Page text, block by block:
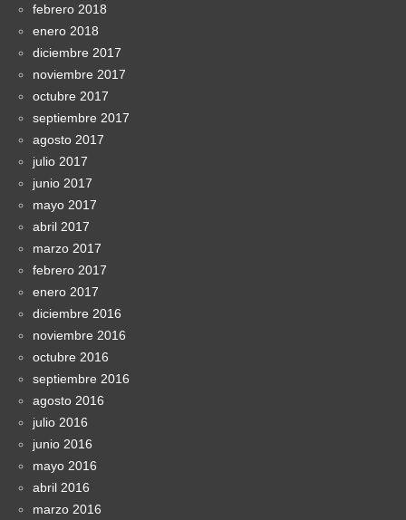
febrero 2018
enero 2018
diciembre 2017
noviembre 2017
octubre 2017
septiembre 2017
agosto 2017
julio 2017
junio 2017
mayo 2017
abril 2017
marzo 2017
febrero 2017
enero 2017
diciembre 2016
noviembre 2016
octubre 2016
septiembre 2016
agosto 2016
julio 2016
junio 2016
mayo 2016
abril 2016
marzo 2016